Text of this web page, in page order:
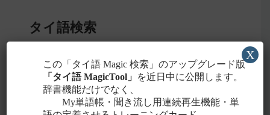
タイ語検索
・聞こえたタイ語を一番近いと感じるローマ字
に置き換えて検索！
タイ文字での検索も含め、詳しくはこちら。
この「タイ語 Magic 検索」のアップグレード版
「タイ語 MagicTool」
を近日中に公開します。
辞書機能だけでなく、
My単語帳・聞き流し用連続再生機能・単
X